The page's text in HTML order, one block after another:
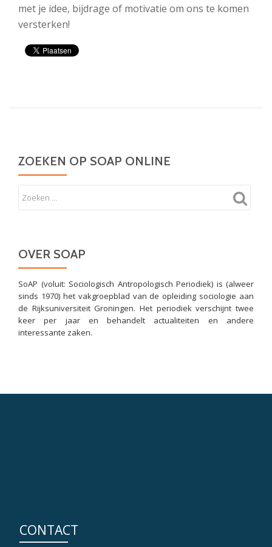
met je idee, bijdrage of motivatie om ons te komen
versterken!
ZOEKEN OP SOAP ONLINE
OVER SOAP
SoAP (voluit: Sociologisch Antropologisch Periodiek) is (alweer
sinds 1970) het vakgroepblad van de opleiding sociologie aan
de Rijksuniversiteit Groningen. Het periodiek verschijnt twee
keer per jaar en behandelt actualiteiten en andere
interessante zaken.
CONTACT